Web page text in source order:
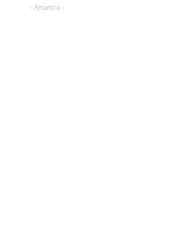
- Anúncio -